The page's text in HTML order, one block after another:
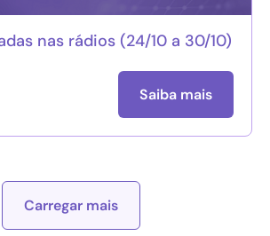
nas rádios (24/10 a 30/10)
Saiba mais
Carregar mais